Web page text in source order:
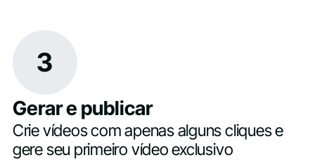
3
Gerar e publicar
Crie vídeos com apenas alguns cliques e
gere seu primeiro vídeo exclusivo